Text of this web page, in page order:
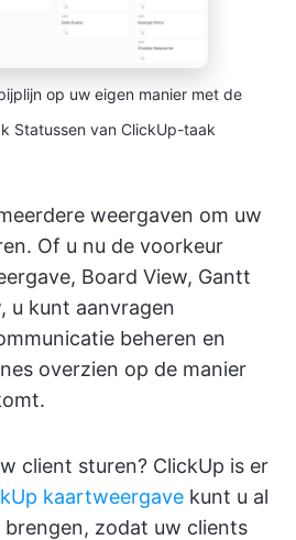
op uw eigen manier met de
Statussen van ClickUp-taak
weergaven om uw
Of u nu de voorkeur
Board View, Gantt
u kunt aanvragen
beheren en
overzien op de manier
client sturen? ClickUp is er
kaartweergave kunt u al
zodat uw clients